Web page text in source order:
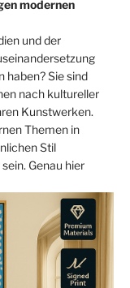
modernen
und der
haben? Sie sind
nach kultureller
Kunstwerken.
Themen in
Stil
Genau hier